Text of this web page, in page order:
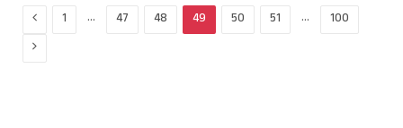
Previous
1 … 47 48 49 50 51 … 100
Next